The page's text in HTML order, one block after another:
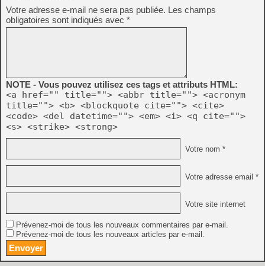
Votre adresse e-mail ne sera pas publiée. Les champs
obligatoires sont indiqués avec *
NOTE - Vous pouvez utilisez ces tags et attributs HTML:
<a href="" title=""> <abbr title=""> <acronym
title=""> <b> <blockquote cite=""> <cite>
<code> <del datetime=""> <em> <i> <q cite="">
<s> <strike> <strong>
Votre nom *
Votre adresse email *
Votre site internet
Prévenez-moi de tous les nouveaux commentaires par e-mail.
Prévenez-moi de tous les nouveaux articles par e-mail.